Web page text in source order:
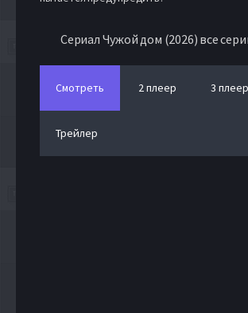
Сериал Чужой дом (2026) все
Смотреть 2 плеер 3 плеер
Трейлер